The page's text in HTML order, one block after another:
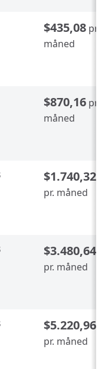
$435,08 pr.
måned
$870,16 pr.
måned
$1.740,32
pr. måned
$3.480,64
pr. måned
$5.220,96
pr. måned